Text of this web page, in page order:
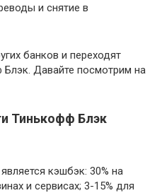
и снятие в
банков и переходят
Давайте посмотрим на
Тинькофф Блэк
кэшбэк: 30% на
и сервисах; 3-15% для